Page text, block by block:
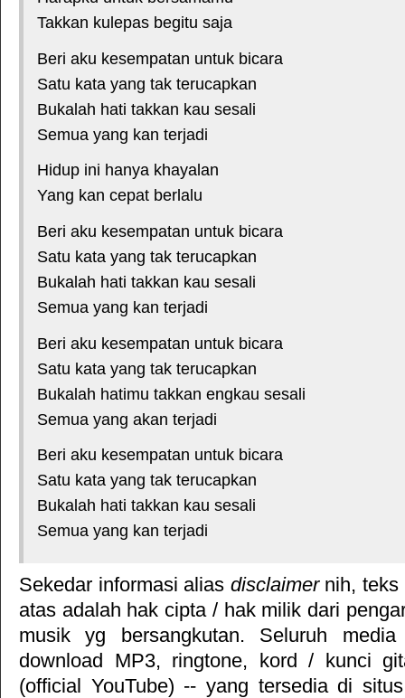
Takkan kulepas begitu saja
Beri aku kesempatan untuk bicara
Satu kata yang tak terucapkan
Bukalah hati takkan kau sesali
Semua yang kan terjadi
Hidup ini hanya khayalan
Yang kan cepat berlalu
Beri aku kesempatan untuk bicara
Satu kata yang tak terucapkan
Bukalah hati takkan kau sesali
Semua yang kan terjadi
Beri aku kesempatan untuk bicara
Satu kata yang tak terucapkan
Bukalah hatimu takkan engkau sesali
Semua yang akan terjadi
Beri aku kesempatan untuk bicara
Satu kata yang tak terucapkan
Bukalah hati takkan kau sesali
Semua yang kan terjadi
Sekedar informasi alias disclaimernih, teks
atas adalah hak cipta / hak milik dari
musik yg bersangkutan. Seluruh
download MP3, ringtone, kord / kunci
(official YouTube) -- yang tersedia di